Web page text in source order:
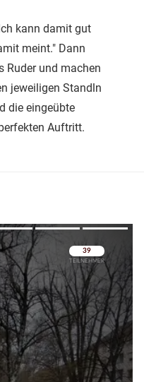
kann damit gut
meint." Dann
Ruder und machen
jeweiligen Standln
die eingeübte
Auftritt.
Überspringen